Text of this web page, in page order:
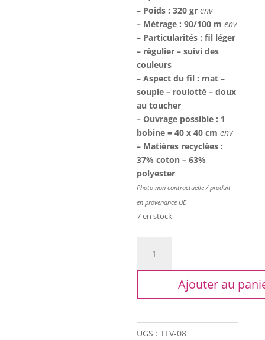
– Poids : 320 grenv
– Métrage : 90/100 menv
– Particularités : fil léger
– régulier – suivi des
couleurs
– Aspect du fil : mat –
souple – roulotté – doux
au toucher
– Ouvrage possible : 1
bobine = 40 x 40 cmenv
– Matières recyclées :
37% coton – 63%
polyester
Photo non contractuelle / produit
en provenance UE
7 en stock
Trapilho
-
cassé
Ajouter au
UGS :TLV-08